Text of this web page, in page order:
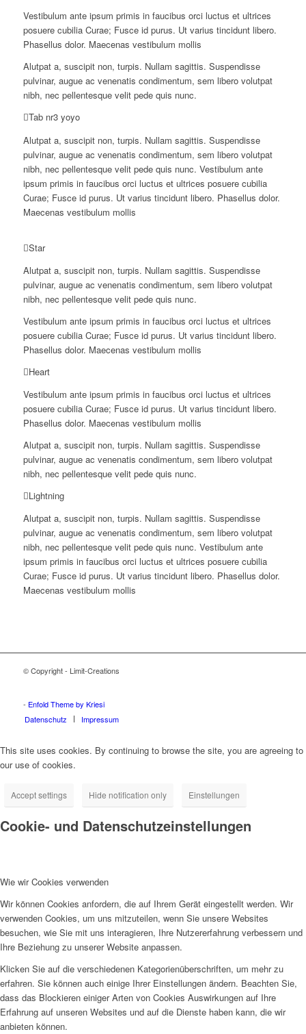
Vestibulum ante ipsum primis in faucibus orci luctus et ultrices
posuere cubilia Curae; Fusce id purus. Ut varius tincidunt libero.
Phasellus dolor. Maecenas vestibulum mollis
Alutpat a, suscipit non, turpis. Nullam sagittis. Suspendisse
pulvinar, augue ac venenatis condimentum, sem libero volutpat
nibh, nec pellentesque velit pede quis nunc.
Tab nr3 yoyo
Alutpat a, suscipit non, turpis. Nullam sagittis. Suspendisse
pulvinar, augue ac venenatis condimentum, sem libero volutpat
nibh, nec pellentesque velit pede quis nunc. Vestibulum ante
ipsum primis in faucibus orci luctus et ultrices posuere cubilia
Curae; Fusce id purus. Ut varius tincidunt libero. Phasellus dolor.
Maecenas vestibulum mollis
Star
Alutpat a, suscipit non, turpis. Nullam sagittis. Suspendisse
pulvinar, augue ac venenatis condimentum, sem libero volutpat
nibh, nec pellentesque velit pede quis nunc.
Vestibulum ante ipsum primis in faucibus orci luctus et ultrices
posuere cubilia Curae; Fusce id purus. Ut varius tincidunt libero.
Phasellus dolor. Maecenas vestibulum mollis
Heart
Vestibulum ante ipsum primis in faucibus orci luctus et ultrices
posuere cubilia Curae; Fusce id purus. Ut varius tincidunt libero.
Phasellus dolor. Maecenas vestibulum mollis
Alutpat a, suscipit non, turpis. Nullam sagittis. Suspendisse
pulvinar, augue ac venenatis condimentum, sem libero volutpat
nibh, nec pellentesque velit pede quis nunc.
Lightning
Alutpat a, suscipit non, turpis. Nullam sagittis. Suspendisse
pulvinar, augue ac venenatis condimentum, sem libero volutpat
nibh, nec pellentesque velit pede quis nunc. Vestibulum ante
ipsum primis in faucibus orci luctus et ultrices posuere cubilia
Curae; Fusce id purus. Ut varius tincidunt libero. Phasellus dolor.
Maecenas vestibulum mollis
© Copyright - Limit-Creations
- Enfold Theme by Kriesi
Datenschutz
Impressum
This site uses cookies. By continuing to browse the site, you are agreeing to
our use of cookies.
Accept settings Hide notification only Einstellungen
Cookie- und Datenschutzeinstellungen
Wie wir Cookies verwenden
Wir können Cookies anfordern, die auf Ihrem Gerät eingestellt werden. Wir
verwenden Cookies, um uns mitzuteilen, wenn Sie unsere Websites
besuchen, wie Sie mit uns interagieren, Ihre Nutzererfahrung verbessern und
Ihre Beziehung zu unserer Website anpassen.
Klicken Sie auf die verschiedenen Kategorienüberschriften, um mehr zu
erfahren. Sie können auch einige Ihrer Einstellungen ändern. Beachten Sie,
dass das Blockieren einiger Arten von Cookies Auswirkungen auf Ihre
Erfahrung auf unseren Websites und auf die Dienste haben kann, die wir
anbieten können.